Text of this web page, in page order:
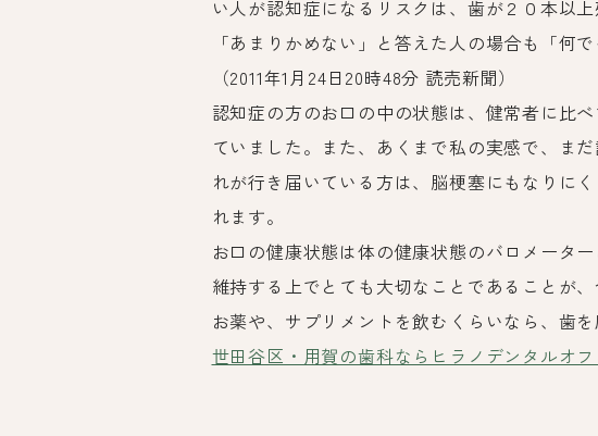
い人が認知症になるリスクは、歯が２０本以
「あまりかめない」と答えた人の場合も「何
（2011年1月24日20時48分 読売新聞）
認知症の方のお口の中の状態は、健常者に比
ていました。また、あくまで私の実感で、ま
れが行き届いている方は、脳梗塞にもなりに
れます。
お口の健康状態は体の健康状態のバロメータ
維持する上でとても大切なことであることが
お薬や、サプリメントを飲むくらいなら、歯
世田谷区・用賀の歯科ならヒラノデンタルオ